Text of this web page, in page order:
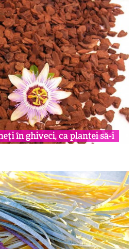
în ghiveci, ca plantei să-i